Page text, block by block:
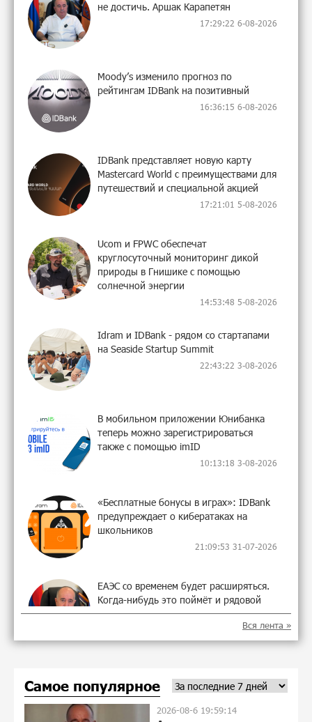
не достичь. Аршак Карапетян
17:29:22 6-08-2026
Moody’s изменило прогноз по
рейтингам IDBank на позитивный
16:36:15 6-08-2026
IDBank представляет новую карту
Mastercard World с преимуществами для
путешествий и специальной акцией
17:21:01 5-08-2026
Ucom и FPWC обеспечат
круглосуточный мониторинг дикой
природы в Гнишике с помощью
солнечной энергии
14:53:48 5-08-2026
Idram и IDBank - рядом со стартапами
на Seaside Startup Summit
22:43:22 3-08-2026
В мобильном приложении Юнибанка
теперь можно зарегистрироваться
также с помощью imID
10:13:18 3-08-2026
«Бесплатные бонусы в играх»: IDBank
предупреждает о кибератаках на
школьников
21:09:53 31-07-2026
ЕАЭС со временем будет расширяться.
Когда-нибудь это поймёт и рядовой
армянин, но будет уже поздно
11:21:27 31-07-2026
Геноцида армян против Эрдогана, то
что для него значит сам Геноцид?
11:04:55 31-07-2026
Вся лента »
Самое популярное
2026-08-6 19:59:14